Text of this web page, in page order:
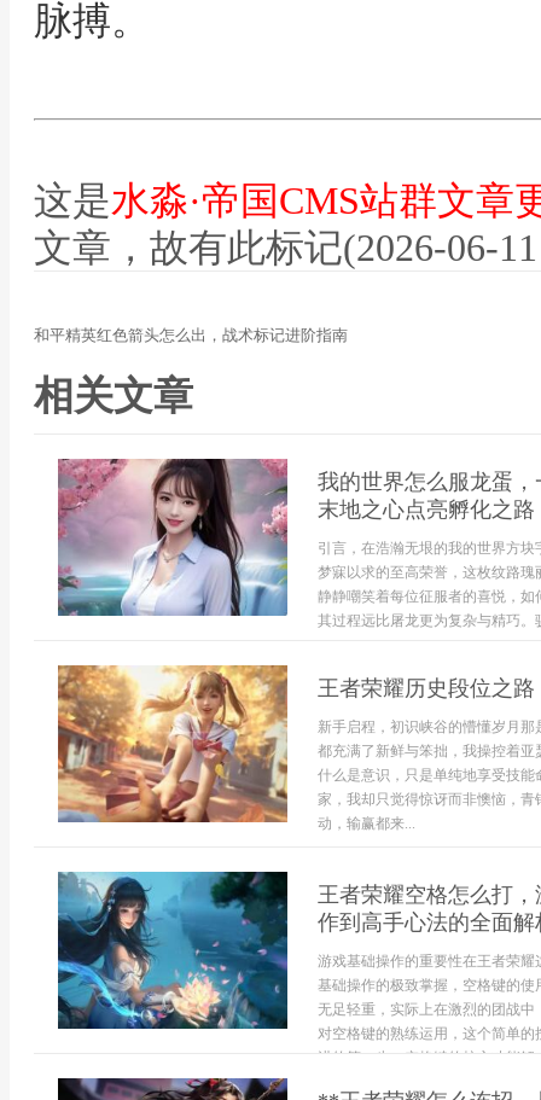
脉搏。
这是水淼·帝国CMS站群文章
文章，故有此标记(2026-06-
和平精英红色箭头怎么出，战术标记进阶指南
相关文章
我的世界怎么服龙蛋
末地之心点亮孵化之路
引言，在浩瀚无垠的我的世界方
梦寐以求的至高荣誉，这枚纹路
静静嘲笑着每位征服者的喜悦，
其过程远比屠龙更为复杂与精巧。
王者荣耀历史段位之
新手启程，初识峡谷的懵懂岁月
都充满了新鲜与笨拙，我操控着
什么是意识，只是单纯地享受技
家，我却只觉得惊讶而非懊恼，
动，输赢都来...
王者荣耀空格怎么打
作到高手心法的全面解
游戏基础操作的重要性在王者荣
基础操作的极致掌握，空格键的
无足轻重，实际上在激烈的团战
对空格键的熟练运用，这个简单
进的第一步。空格键的核心功能解